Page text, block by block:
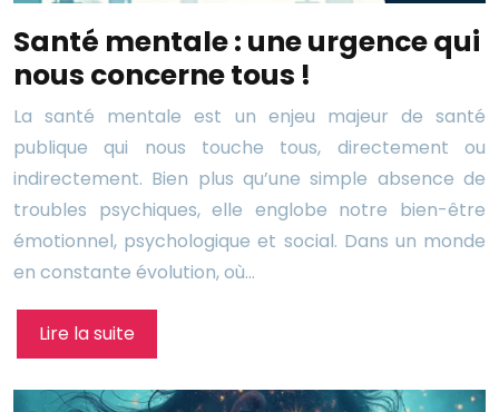
Santé mentale : une urgence qui
nous concerne tous !
La santé mentale est un enjeu majeur de santé
publique qui nous touche tous, directement ou
indirectement. Bien plus qu’une simple absence de
troubles psychiques, elle englobe notre bien-être
émotionnel, psychologique et social. Dans un monde
en constante évolution, où…
Lire la suite